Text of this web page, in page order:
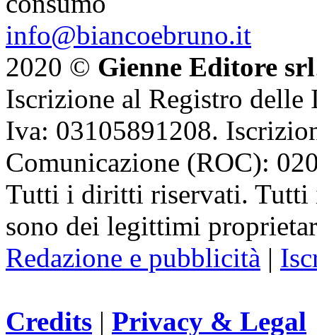
info@biancoebruno.it
2020 © Gienne Editore srl
Iscrizione al Registro delle
Iva: 03105891208.
Comunicazione (ROC):
Tutti i diritti riservati. Tutti
sono dei legittimi
Redazione e pubblicità |
Credits | Privacy & Legal